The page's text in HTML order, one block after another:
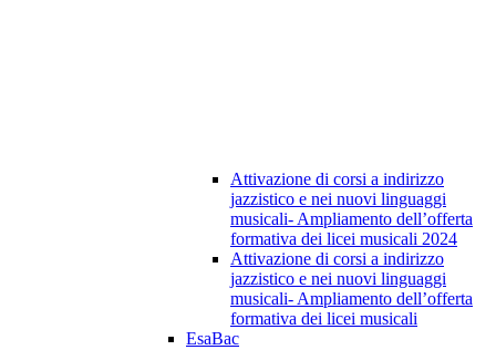
Attivazione di corsi a indirizzo
jazzistico e nei nuovi linguaggi
musicali- Ampliamento dell’offerta
formativa dei licei musicali 2024
Attivazione di corsi a indirizzo
jazzistico e nei nuovi linguaggi
musicali- Ampliamento dell’offerta
formativa dei licei musicali
EsaBac